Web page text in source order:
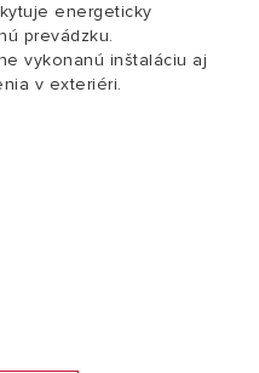
energeticky
prevádzku.
vykonanú inštaláciu aj
v exteriéri.